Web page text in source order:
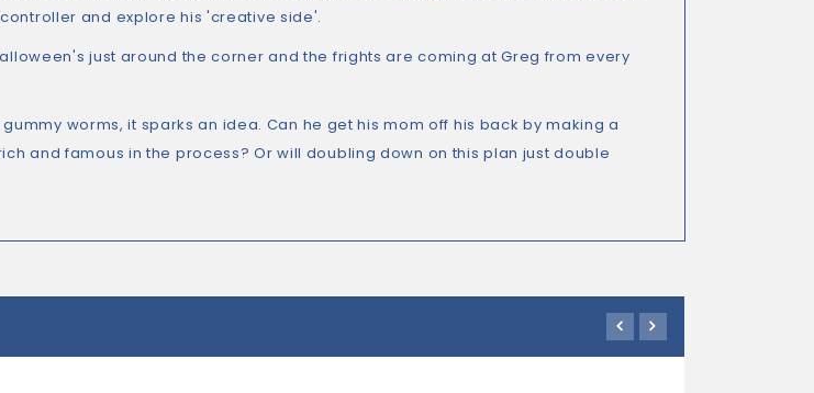
and explore his 'creative side'.
just around the corner and the frights are coming at Greg from every
worms, it sparks an idea. Can he get his mom off his back by making a
and famous in the process? Or will doubling down on this plan just double